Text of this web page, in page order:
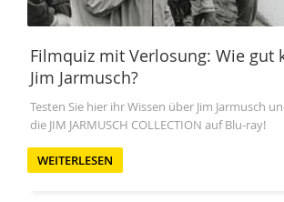
Filmquiz mit Verlosung: Wie gut
Jim Jarmusch?
Testen Sie hier ihr Wissen über Jim Jarmusch
die JIM JARMUSCH COLLECTION auf Blu-ray!
WEITERLESEN